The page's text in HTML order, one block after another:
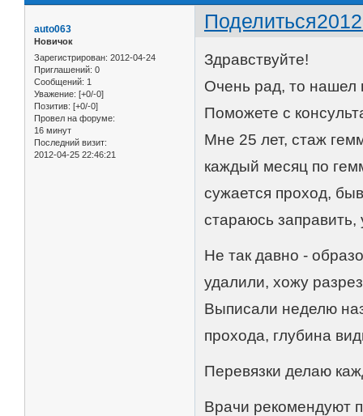
Поделиться
auto063
Новичок
Зарегистрирован: 2012-04-24
Приглашений: 0
Сообщений: 1
Уважение: [+0/-0]
Позитив: [+0/-0]
Провел на форуме:
16 минут
Последний визит:
2012-04-25 22:46:21
Здравствуйте!
Очень рад, то нашел
Поможете с
Мне 25 лет, стаж
каждый месяц по
сужается проход,
стараюсь
Не так давно -
удалили, хожу
Выписали неделю
прохода, глубина
Перевязки делаю
Врачи рекомендуют